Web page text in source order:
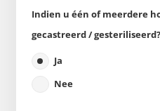
Indien u één of meerdere
gecastreerd / gesteriliseerd?
Ja
Nee